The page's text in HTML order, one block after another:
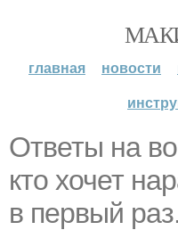
главная новости
Ответы на
кто хочет
в первый раз.